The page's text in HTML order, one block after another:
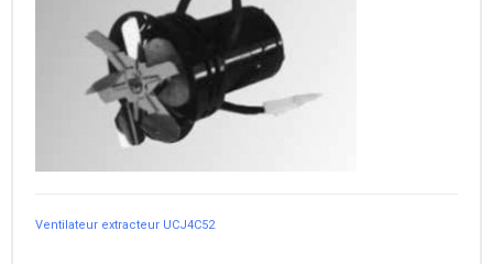
Ventilateur extracteur UCJ4C52